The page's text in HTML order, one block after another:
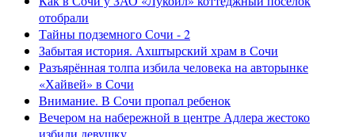
отобрали
Тайны подземного Сочи - 2
Забытая история. Ахштырский храм в Сочи
Разъярённая толпа избила человека на авторынке
«Хайвей» в Сочи
Внимание. В Сочи пропал ребенок
Вечером на набережной в центре Адлера жестоко
избили девушку